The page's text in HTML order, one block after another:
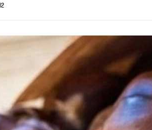
İspanlar Mərakeşi ittiham edir:
Miqrantlarla hökumətə təzyiq
göstərir